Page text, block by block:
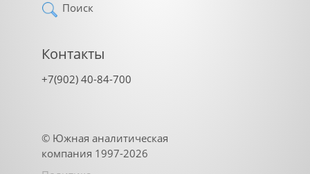
Поиск
Контакты
+7(902) 40-84-700
© Южная аналитическая
компания 1997-2026